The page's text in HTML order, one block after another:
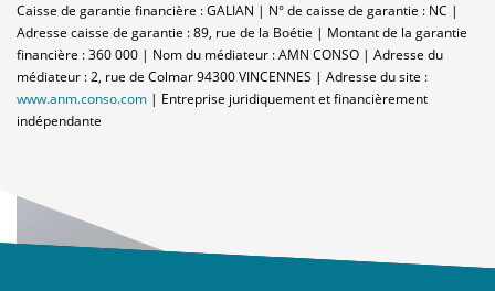
Caisse de garantie financière : GALIAN | N° de caisse de garantie : NC |
Adresse caisse de garantie : 89, rue de la Boétie | Montant de la garantie
financière : 360 000 | Nom du médiateur : AMN CONSO | Adresse du
médiateur : 2, rue de Colmar 94300 VINCENNES | Adresse du site :
www.anm.conso.com | Entreprise juridiquement et financièrement
indépendante